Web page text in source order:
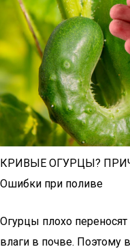
КРИВЫЕ ОГУРЦЫ?
Ошибки при поливе
Огурцы плохо переносят
влаги в почве. Поэтому